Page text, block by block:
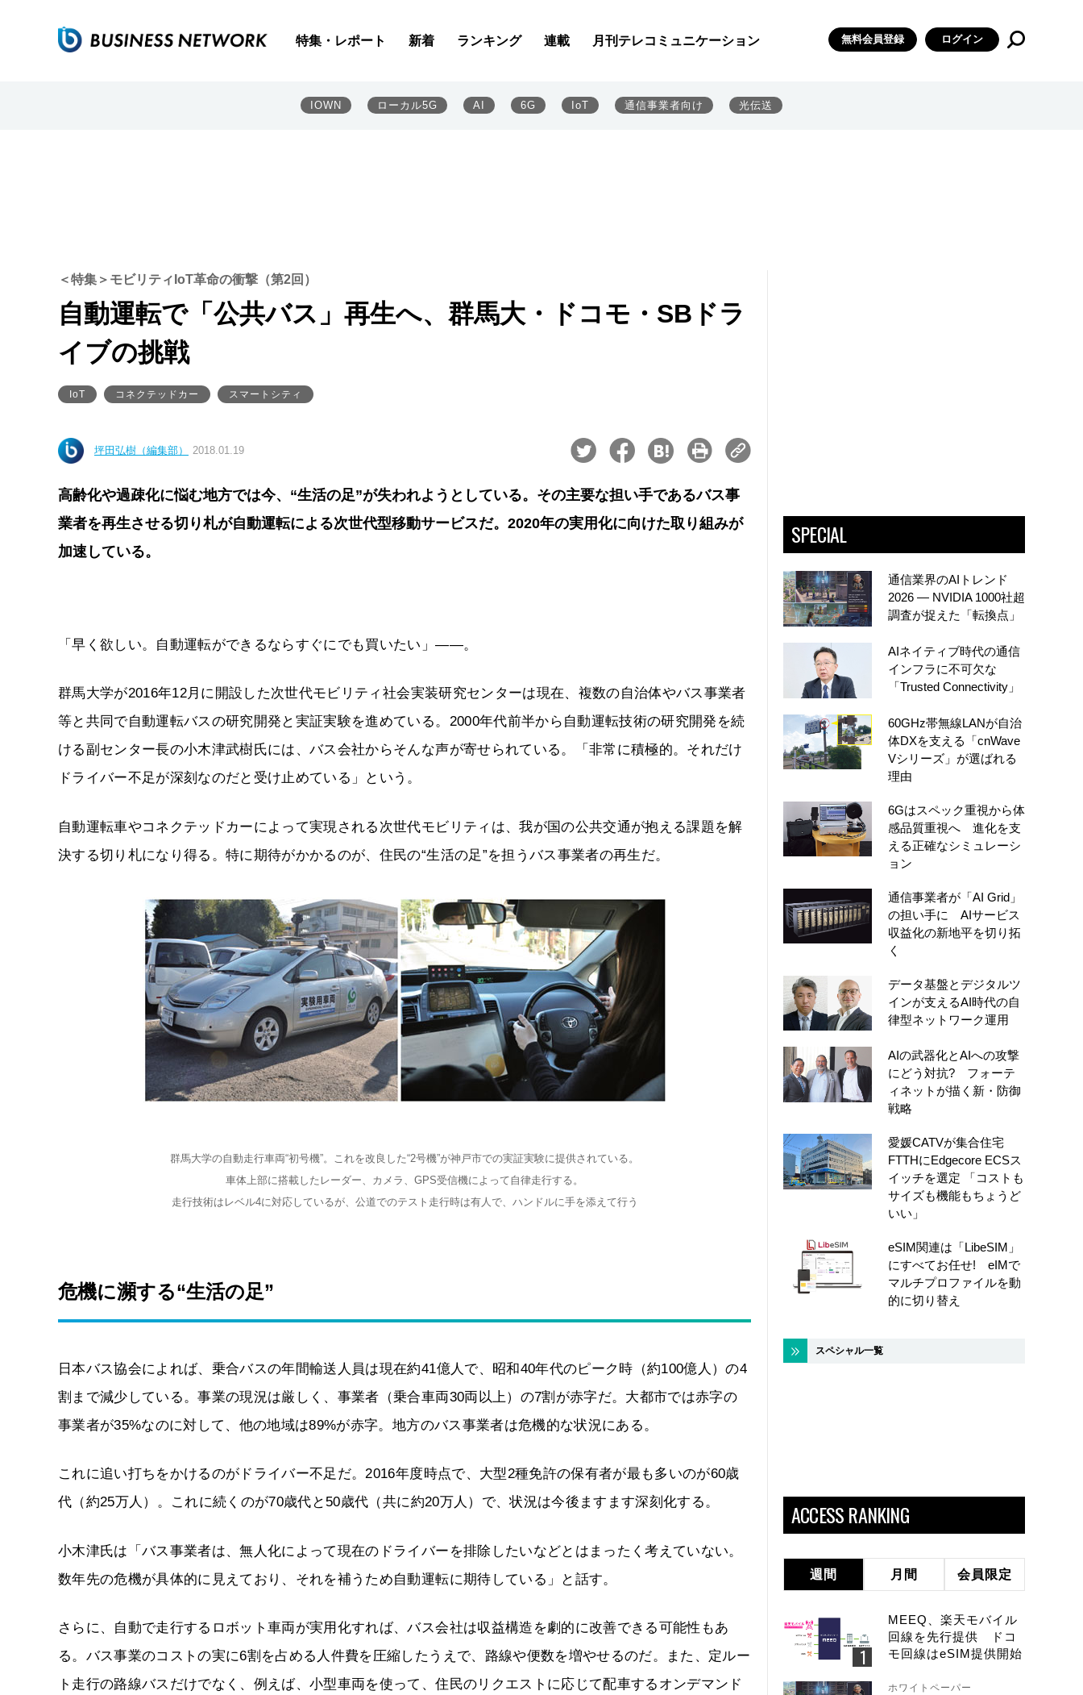
特集・レポート 新着 ランキング 連載 月刊テレコミュニケーション 無料会員登録 ログイン
IOWN ローカル5G AI 6G IoT 通信事業者向け 光伝送
＜特集＞モビリティIoT革命の衝撃（第2回）
自動運転で「公共バス」再生へ、群馬大・ドコモ・SBドラ
イブの挑戦
IoT コネクテッドカー スマートシティ
坪田弘樹（編集部） 2018.01.19
高齢化や過疎化に悩む地方では今、“生活の足”が失われようとしている。その主要な担い手であるバス事
業者を再生させる切り札が自動運転による次世代型移動サービスだ。2020年の実用化に向けた取り組みが
加速している。
「早く欲しい。自動運転ができるならすぐにでも買いたい」――。
群馬大学が2016年12月に開設した次世代モビリティ社会実装研究センターは現在、複数の自治体やバス事業者
等と共同で自動運転バスの研究開発と実証実験を進めている。2000年代前半から自動運転技術の研究開発を続
ける副センター長の小木津武樹氏には、バス会社からそんな声が寄せられている。「非常に積極的。それだけ
ドライバー不足が深刻なのだと受け止めている」という。
自動運転車やコネクテッドカーによって実現される次世代モビリティは、我が国の公共交通が抱える課題を解
決する切り札になり得る。特に期待がかかるのが、住民の“生活の足”を担うバス事業者の再生だ。
群馬大学の自動走行車両“初号機”。これを改良した“2号機”が神戸市での実証実験に提供されている。
車体上部に搭載したレーダー、カメラ、GPS受信機によって自律走行する。
走行技術はレベル4に対応しているが、公道でのテスト走行時は有人で、ハンドルに手を添えて行う
危機に瀕する“生活の足”
日本バス協会によれば、乗合バスの年間輸送人員は現在約41億人で、昭和40年代のピーク時（約100億人）の4
割まで減少している。事業の現況は厳しく、事業者（乗合車両30両以上）の7割が赤字だ。大都市では赤字の
事業者が35%なのに対して、他の地域は89%が赤字。地方のバス事業者は危機的な状況にある。
これに追い打ちをかけるのがドライバー不足だ。2016年度時点で、大型2種免許の保有者が最も多いのが60歳
代（約25万人）。これに続くのが70歳代と50歳代（共に約20万人）で、状況は今後ますます深刻化する。
小木津氏は「バス事業者は、無人化によって現在のドライバーを排除したいなどとはまったく考えていない。
数年先の危機が具体的に見えており、それを補うため自動運転に期待している」と話す。
さらに、自動で走行するロボット車両が実用化すれば、バス会社は収益構造を劇的に改善できる可能性もあ
る。バス事業のコストの実に6割を占める人件費を圧縮したうえで、路線や便数を増やせるのだ。また、定ルー
ト走行の路線バスだけでなく、例えば、小型車両を使って、住民のリクエストに応じて配車するオンデマンド
SPECIAL
通信業界のAIトレンド
2026 ― NVIDIA 1000社超
調査が捉えた「転換点」
AIネイティブ時代の通信
インフラに不可欠な
「Trusted Connectivity」
60GHz帯無線LANが自治
体DXを支える「cnWave
Vシリーズ」が選ばれる
理由
6Gはスペック重視から体
感品質重視へ 進化を支
える正確なシミュレーシ
ョン
通信事業者が「AI Grid」
の担い手に AIサービス
収益化の新地平を切り拓
く
データ基盤とデジタルツ
インが支えるAI時代の自
律型ネットワーク運用
AIの武器化とAIへの攻撃
にどう対抗? フォーテ
ィネットが描く新・防御
戦略
愛媛CATVが集合住宅
FTTHにEdgecore ECSス
イッチを選定 「コストも
サイズも機能もちょうど
いい」
eSIM関連は「LibeSIM」
にすべてお任せ! eIMで
マルチプロファイルを動
的に切り替え
スペシャル一覧
ACCESS RANKING
週間 月間 会員限定
MEEQ、楽天モバイル
回線を先行提供 ドコ
モ回線はeSIM提供開始
ホワイトペーパー